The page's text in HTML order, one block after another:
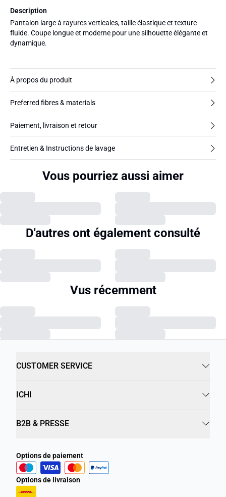
Description
Pantalon large à rayures verticales, taille élastique et texture
fluide. Coupe longue et moderne pour une silhouette élégante et
dynamique.
À propos du produit
Preferred fibres & materials
Paiement, livraison et retour
Entretien & Instructions de lavage
Vous pourriez aussi aimer
D'autres ont également consulté
Vus récemment
CUSTOMER SERVICE
ICHI
B2B & PRESSE
Options de paiement
Options de livraison